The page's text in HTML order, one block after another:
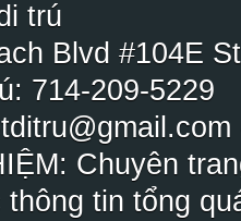
trú
Blvd #104E
714-209-5229
Chuyên
tin tổng